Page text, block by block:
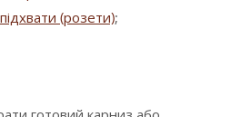
підхвати (розети);